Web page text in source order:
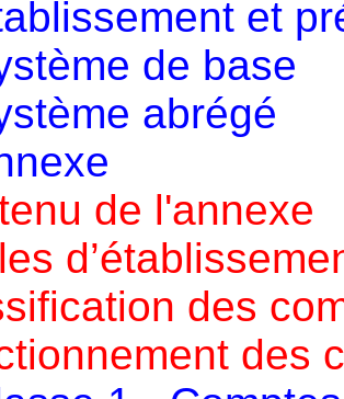
et
de base
abrégé
de l'annexe
des
des